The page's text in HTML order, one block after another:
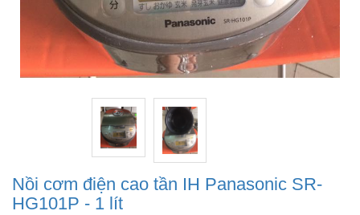
Nồi cơm điện cao tần IH Panasonic SR-
HG101P - 1 lít